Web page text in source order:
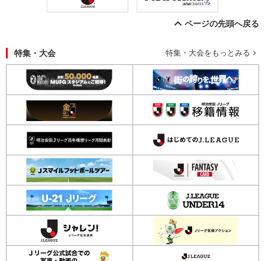
ページの先頭へ戻る
特集・大会 特集・大会をもっとみる